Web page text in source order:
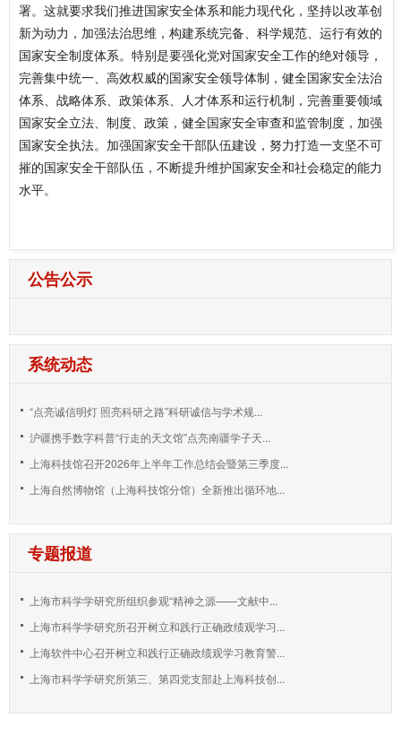
署。这就要求我们推进国家安全体系和能力现代化，坚持以改革创
新为动力，加强法治思维，构建系统完备、科学规范、运行有效的
国家安全制度体系。特别是要强化党对国家安全工作的绝对领导，
完善集中统一、高效权威的国家安全领导体制，健全国家安全法治
体系、战略体系、政策体系、人才体系和运行机制，完善重要领域
国家安全立法、制度、政策，健全国家安全审查和监管制度，加强
国家安全执法。加强国家安全干部队伍建设，努力打造一支坚不可
摧的国家安全干部队伍，不断提升维护国家安全和社会稳定的能力
水平。
公告公示
系统动态
“点亮诚信明灯 照亮科研之路”科研诚信与学术规...
沪疆携手数字科普“行走的天文馆”点亮南疆学子天...
上海科技馆召开2026年上半年工作总结会暨第三季度...
上海自然博物馆（上海科技馆分馆）全新推出循环地...
专题报道
上海市科学学研究所组织参观“精神之源——文献中...
上海市科学学研究所召开树立和践行正确政绩观学习...
上海软件中心召开树立和践行正确政绩观学习教育警...
上海市科学学研究所第三、第四党支部赴上海科技创...